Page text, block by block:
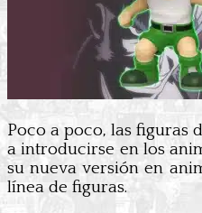
Poco a poco, las figuras
a introducirse en los
su nueva versión en
línea de figuras.